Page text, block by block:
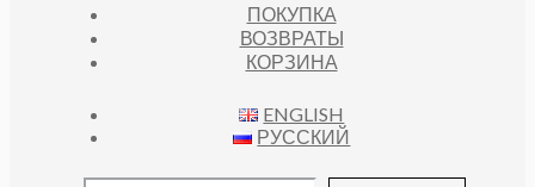
ПОКУПКА
ВОЗВРАТЫ
КОРЗИНА
ENGLISH
РУССКИЙ